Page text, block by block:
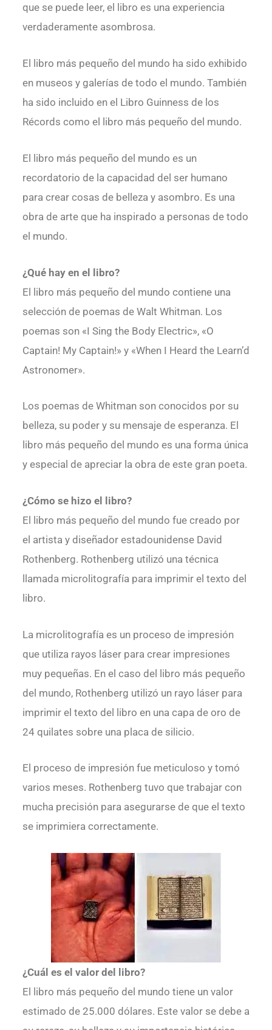
que se puede leer, el libro es una experiencia
verdaderamente asombrosa.
El libro más pequeño del mundo ha sido exhibido
en museos y galerías de todo el mundo. También
ha sido incluido en el Libro Guinness de los
Récords como el libro más pequeño del mundo.
El libro más pequeño del mundo es un
recordatorio de la capacidad del ser humano
para crear cosas de belleza y asombro. Es una
obra de arte que ha inspirado a personas de todo
el mundo.
¿Qué hay en el libro?
El libro más pequeño del mundo contiene una
selección de poemas de Walt Whitman. Los
poemas son «I Sing the Body Electric», «O
Captain! My Captain!» y «When I Heard the Learn’d
Astronomer».
Los poemas de Whitman son conocidos por su
belleza, su poder y su mensaje de esperanza. El
libro más pequeño del mundo es una forma única
y especial de apreciar la obra de este gran poeta.
¿Cómo se hizo el libro?
El libro más pequeño del mundo fue creado por
el artista y diseñador estadounidense David
Rothenberg. Rothenberg utilizó una técnica
llamada microlitografía para imprimir el texto del
libro.
La microlitografía es un proceso de impresión
que utiliza rayos láser para crear impresiones
muy pequeñas. En el caso del libro más pequeño
del mundo, Rothenberg utilizó un rayo láser para
imprimir el texto del libro en una capa de oro de
24 quilates sobre una placa de silicio.
El proceso de impresión fue meticuloso y tomó
varios meses. Rothenberg tuvo que trabajar con
mucha precisión para asegurarse de que el texto
se imprimiera correctamente.
¿Cuál es el valor del libro?
El libro más pequeño del mundo tiene un valor
estimado de 25.000 dólares. Este valor se debe a